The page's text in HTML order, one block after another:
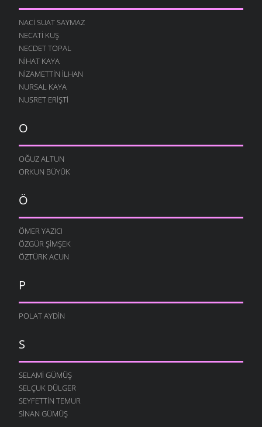
NACI SUAT SAYMAZ
NECATI KUŞ
NECDET TOPAL
NIHAT KAYA
NIZAMETTIN İLHAN
NURSAL KAYA
NUSRET ERIŞTI
O
OĞUZ ALTUN
ORKUN BÜYÜK
Ö
ÖMER YAZICI
ÖZGÜR ŞIMŞEK
ÖZTÜRK ACUN
P
POLAT AYDIN
S
SELAMI GÜMÜŞ
SELÇUK DÜLGER
SEYFETTIN TEMUR
SINAN GÜMÜŞ